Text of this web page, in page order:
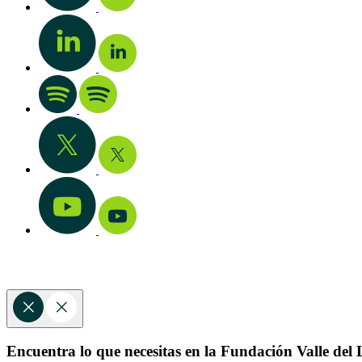
Encuentra lo que necesitas en la Fundación Valle del